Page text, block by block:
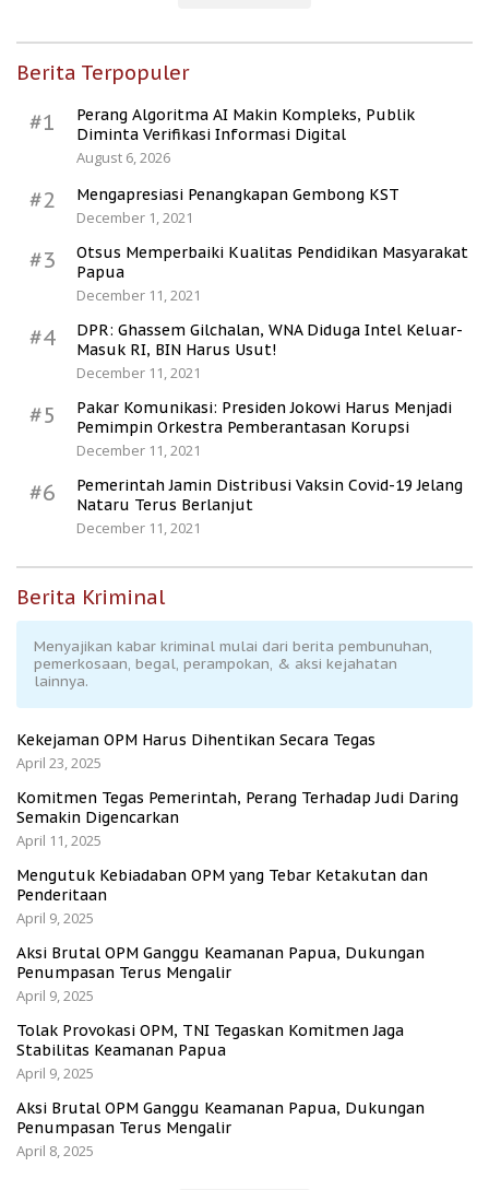
Berita Terpopuler
#1
Perang Algoritma AI Makin Kompleks, Publik
Diminta Verifikasi Informasi Digital
August 6, 2026
#2
Mengapresiasi Penangkapan Gembong KST
December 1, 2021
#3
Otsus Memperbaiki Kualitas Pendidikan Masyarakat
Papua
December 11, 2021
#4
DPR: Ghassem Gilchalan, WNA Diduga Intel Keluar-
Masuk RI, BIN Harus Usut!
December 11, 2021
#5
Pakar Komunikasi: Presiden Jokowi Harus Menjadi
Pemimpin Orkestra Pemberantasan Korupsi
December 11, 2021
#6
Pemerintah Jamin Distribusi Vaksin Covid-19 Jelang
Nataru Terus Berlanjut
December 11, 2021
Berita Kriminal
Menyajikan kabar kriminal mulai dari berita pembunuhan,
pemerkosaan, begal, perampokan, & aksi kejahatan
lainnya.
Kekejaman OPM Harus Dihentikan Secara Tegas
April 23, 2025
Komitmen Tegas Pemerintah, Perang Terhadap Judi Daring
Semakin Digencarkan
April 11, 2025
Mengutuk Kebiadaban OPM yang Tebar Ketakutan dan
Penderitaan
April 9, 2025
Aksi Brutal OPM Ganggu Keamanan Papua, Dukungan
Penumpasan Terus Mengalir
April 9, 2025
Tolak Provokasi OPM, TNI Tegaskan Komitmen Jaga
Stabilitas Keamanan Papua
April 9, 2025
Aksi Brutal OPM Ganggu Keamanan Papua, Dukungan
Penumpasan Terus Mengalir
April 8, 2025